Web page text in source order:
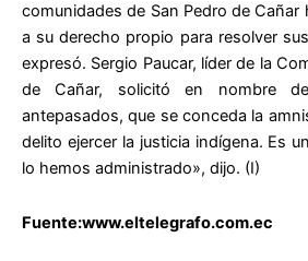
comunidades de San Pedro de
a su derecho propio para resolver
expresó. Sergio Paucar, líder de la
de Cañar, solicitó en nombre
antepasados, que se conceda la
delito ejercer la justicia indígena. Es
lo hemos administrado», dijo. (I)
Fuente:www.eltelegrafo.com.ec